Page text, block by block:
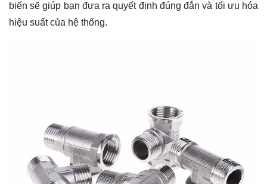
biến sẽ giúp bạn đưa ra quyết định đúng đắn và tối ưu hóa
hiệu suất của hệ thống.